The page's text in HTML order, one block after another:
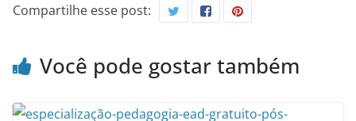
Compartilhe esse post:
Você pode gostar também